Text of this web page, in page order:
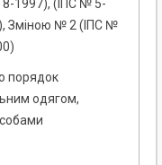
1997), (ІПС № 5-
Зміною № 2 (ІПС №
порядок
одягом,